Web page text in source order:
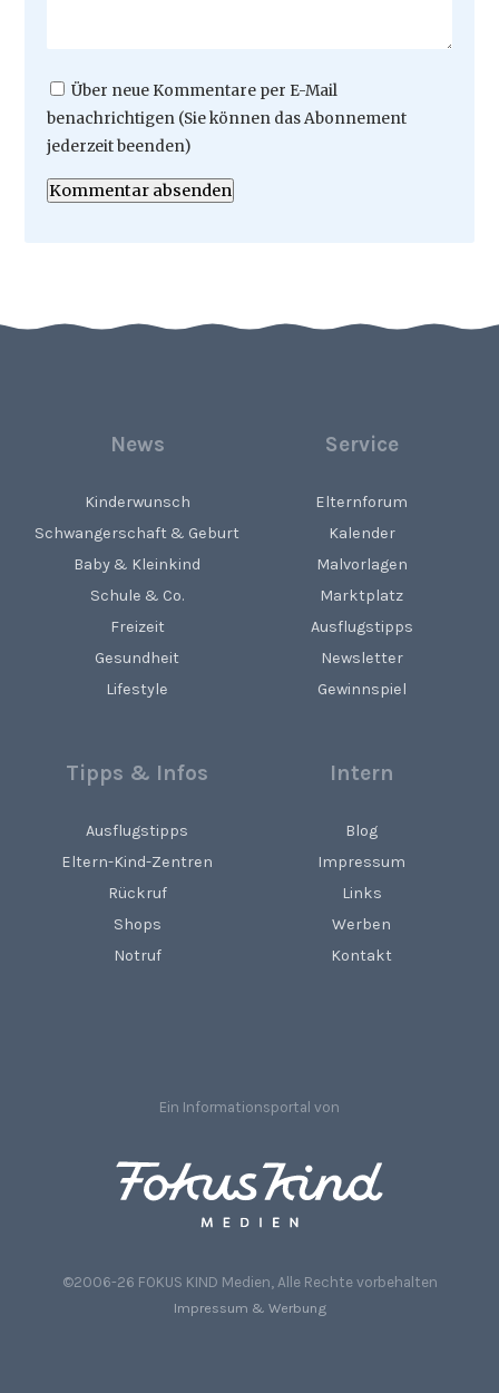
Über neue Kommentare per E-Mail
benachrichtigen (Sie können das Abonnement
jederzeit beenden)
Kommentar absenden
News
Kinderwunsch
Schwangerschaft & Geburt
Baby & Kleinkind
Schule & Co.
Freizeit
Gesundheit
Lifestyle
Service
Elternforum
Kalender
Malvorlagen
Marktplatz
Ausflugstipps
Newsletter
Gewinnspiel
Tipps & Infos
Ausflugstipps
Eltern-Kind-Zentren
Rückruf
Shops
Notruf
Intern
Blog
Impressum
Links
Werben
Kontakt
Ein Informationsportal von
©2006-26 FOKUS KIND Medien, Alle Rechte vorbehalten
Impressum & Werbung